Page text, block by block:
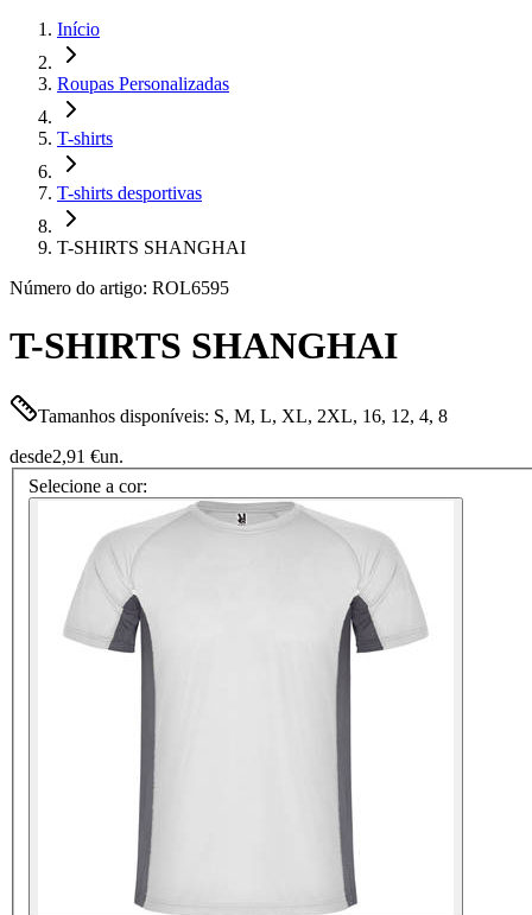
Início
Roupas Personalizadas
T-shirts
T-shirts desportivas
T-SHIRTS SHANGHAI
Número do artigo: ROL6595
T-SHIRTS SHANGHAI
Tamanhos disponíveis: S, M, L, XL, 2XL, 16, 12, 4, 8
desde2,91 €un.
Selecione a cor: